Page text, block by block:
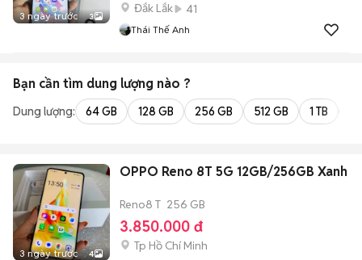
3 ngày trước 3
Đắk Lắk 41
Thái Thế Anh
Bạn cần tìm dung lượng nào ?
Dung lượng: 64 GB 128 GB 256 GB 512 GB 1 TB
3 ngày trước 4
OPPO Reno 8T 5G 12GB/256GB Xanh
Reno8 T 256 GB
3.850.000 đ
Tp Hồ Chí Minh